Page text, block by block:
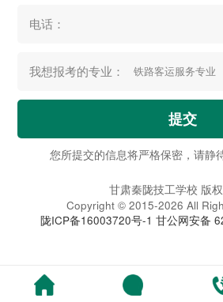
电话：
我想报考的专业：
提交
您所提交的信息将严格保密，请静
甘肃秦陇技工学校 版
Copyright © 2015-2026 All
陇ICP备16003720号-1 甘公网安备